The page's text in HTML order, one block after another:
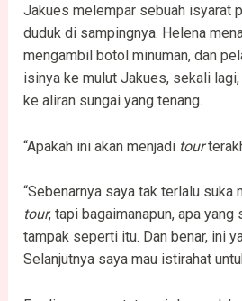
Jakues melempar sebuah isyarat
duduk di sampingnya. Helena
mengambil botol minuman, dan
isinya ke mulut Jakues, sekali
ke aliran sungai yang tenang.
“Apakah ini akan menjadi tour
“Sebenarnya saya tak terlalu suka
tour, tapi bagaimanapun, apa yang
tampak seperti itu. Dan benar, ini
Selanjutnya saya mau istirahat